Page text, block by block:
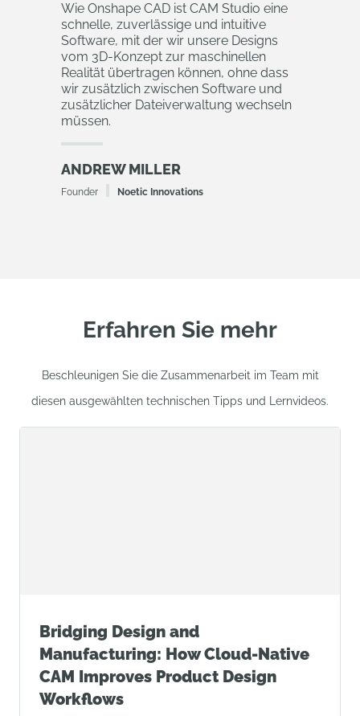
Wie Onshape CAD ist CAM Studio eine
schnelle, zuverlässige und intuitive
Software, mit der wir unsere Designs
vom 3D-Konzept zur maschinellen
Realität übertragen können, ohne dass
wir zusätzlich zwischen Software und
zusätzlicher Dateiverwaltung wechseln
müssen.
ANDREW MILLER
Founder Noetic Innovations
Erfahren Sie mehr
Beschleunigen Sie die Zusammenarbeit im Team mit
diesen ausgewählten technischen Tipps und Lernvideos.
Bridging Design and
Manufacturing: How Cloud-Native
CAM Improves Product Design
Workflows